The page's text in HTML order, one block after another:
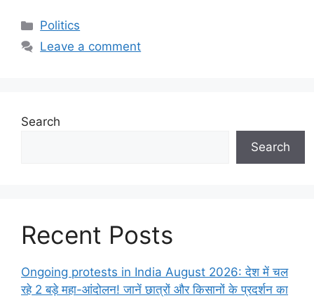
Categories
Politics
Leave a comment
Search
Search
Recent Posts
Ongoing protests in India August 2026: देश में चल
रहे 2 बड़े महा-आंदोलन! जानें छात्रों और किसानों के प्रदर्शन का